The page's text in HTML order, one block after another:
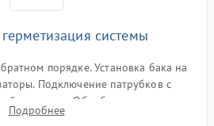
системы
порядке. Установка бака на
Подключение патрубков с
хомутами. Обработка стыков
возможных протечек воды.
Подробнее